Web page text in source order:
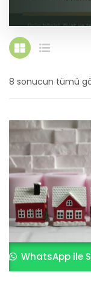
8 sonucun tümü
WhatsApp ile